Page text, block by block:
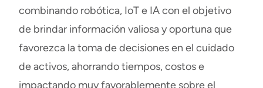
combinando robótica, IoT e IA con el objetivo
de brindar información valiosa y oportuna que
favorezca la toma de decisiones en el cuidado
de activos, ahorrando tiempos, costos e
impactando muy favorablemente sobre el